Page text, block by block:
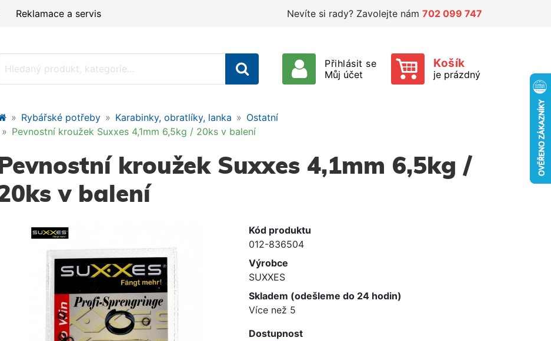
Reklamace a servis Nevíte si rady? Zavolejte nám 702 099 747
Přihlásit se
Můj účet
Košík
je prázdný
Rybářské potřeby Karabinky, obratlíky, lanka
Ostatní
Pevnostní kroužek Suxxes 4,1mm 6,5kg / 20ks v balení
Pevnostní kroužek Suxxes 4,1mm 6,5kg /
v balení
Kód produktu
012-836504
Výrobce
SUXXES
Skladem (odešleme do 24 hodin)
Více než 5
Dostupnost